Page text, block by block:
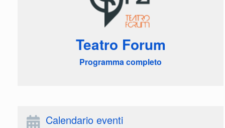
Teatro Forum
Programma completo
Calendario eventi